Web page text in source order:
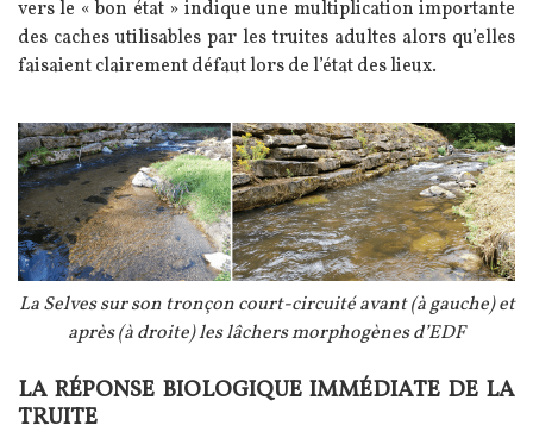
vers le « bon état » indique une multiplication importante
des caches utilisables par les truites adultes alors qu’elles
faisaient clairement défaut lors de l’état des lieux.
Image
Légende
La Selves sur son tronçon court-circuité avant (à gauche) et
après (à droite) les lâchers morphogènes d’EDF
Texte
LA RÉPONSE BIOLOGIQUE IMMÉDIATE DE LA
TRUITE